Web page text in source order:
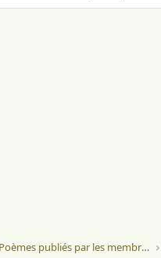
Forum de poésie: Poèmes publiés par les membres